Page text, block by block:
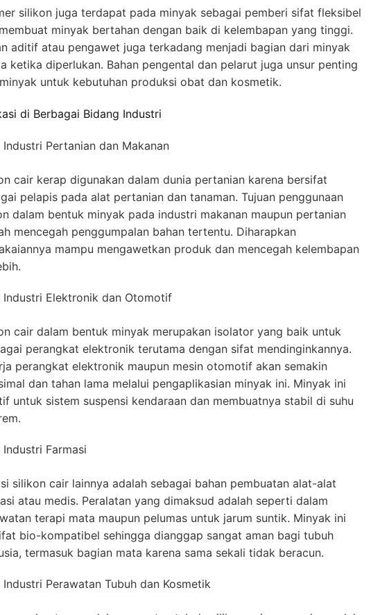
silikon juga terdapat pada minyak sebagai pemberi sifat fleksibel
minyak bertahan dengan baik di kelembapan yang tinggi.
aditif atau pengawet juga terkadang menjadi bagian dari minyak
ketika diperlukan. Bahan pengental dan pelarut juga unsur penting
untuk kebutuhan produksi obat dan kosmetik.
di Berbagai Bidang Industri
Industri Pertanian dan Makanan
cair kerap digunakan dalam dunia pertanian karena bersifat
pelapis pada alat pertanian dan tanaman. Tujuan penggunaan
dalam bentuk minyak pada industri makanan maupun pertanian
mencegah penggumpalan bahan tertentu. Diharapkan
mampu mengawetkan produk dan mencegah kelembapan
Industri Elektronik dan Otomotif
cair dalam bentuk minyak merupakan isolator yang baik untuk
perangkat elektronik terutama dengan sifat mendinginkannya.
perangkat elektronik maupun mesin otomotif akan semakin
dan tahan lama melalui pengaplikasian minyak ini. Minyak ini
untuk sistem suspensi kendaraan dan membuatnya stabil di suhu
Industri Farmasi
silikon cair lainnya adalah sebagai bahan pembuatan alat-alat
atau medis. Peralatan yang dimaksud adalah seperti dalam
terapi mata maupun pelumas untuk jarum suntik. Minyak ini
bio-kompatibel sehingga dianggap sangat aman bagi tubuh
termasuk bagian mata karena sama sekali tidak beracun.
Industri Perawatan Tubuh dan Kosmetik